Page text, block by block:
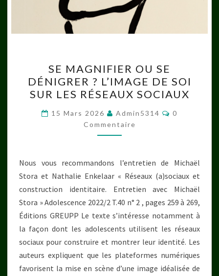
MAGNIFIER
OU
SE
DÉNIGRER
?
L’IMAGE
SOI
SUR
LES
RÉSEAUX
SOCIAUX
SE MAGNIFIER OU SE
DÉNIGRER ? L’IMAGE DE SOI
SUR LES RÉSEAUX SOCIAUX
15 Mars 2026 Admin5314
0
Commentaire
Nous vous recommandons l’entretien de Michaël
Stora et Nathalie Enkelaar « Réseaux (a)sociaux et
construction identitaire. Entretien avec Michaël
Stora » Adolescence 2022/2 T.40 n° 2 , pages 259 à 269,
Éditions GREUPP Le texte s’intéresse notamment à
la façon dont les adolescents utilisent les réseaux
sociaux pour construire et montrer leur identité. Les
auteurs expliquent que les plateformes numériques
favorisent la mise en scène d’une image idéalisée de